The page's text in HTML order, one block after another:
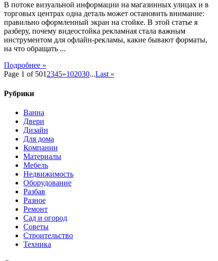
В потоке визуальной информации на магазинных улицах и в
торговых центрах одна деталь может остановить внимание:
правильно оформленный экран на стойке. В этой статье я
разберу, почему видеостойка рекламная стала важным
инструментом для офлайн-рекламы, какие бывают форматы,
на что обращать ...
Подробнее »
Page 1 of 501 2345»102030...Last »
Рубрики
Ванна
Двери
Дизайн
Для дома
Компании
Материалы
Мебель
Недвижимость
Оборудование
Разбав
Разное
Ремонт
Сад и огород
Советы
Строительство
Техника